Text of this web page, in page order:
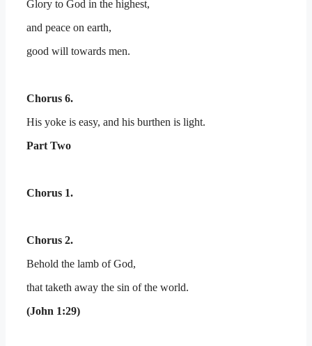
Glory to God in the highest,
and peace on earth,
good will towards men.
Chorus 6.
His yoke is easy, and his burthen is light.
Part Two
Chorus 1.
Chorus 2.
Behold the lamb of God,
that taketh away the sin of the world.
(John 1:29)